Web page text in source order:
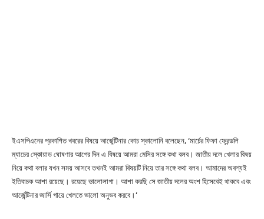
ইএসপিএনের প্রকাশিত খবরের বিষয়ে আর্জেন্টিনার কোচ স্কালোনি বলেছেন, ‘মার্চের ফিফা ফ্রেন্ডলি
ম্যাচের স্কোয়াড ঘোষণার আগের দিন এ বিষয়ে আমরা মেসির সঙ্গে কথা বলব। জাতীয় দলে খেলার বিষয়
নিয়ে কথা বলার যখন সময় আসবে তখনই আমরা বিষয়টি নিয়ে তার সঙ্গে কথা বলব। আমাদের অবশ্যই
ইতিবাচক আশা রয়েছে। রয়েছে ভালোলাগা। আশা করছি সে জাতীয় দলের অংশ হিসেবেই থাকবে এবং
আর্জেন্টিনার জার্সি গায়ে খেলতে ভালো অনুভব করবে।’